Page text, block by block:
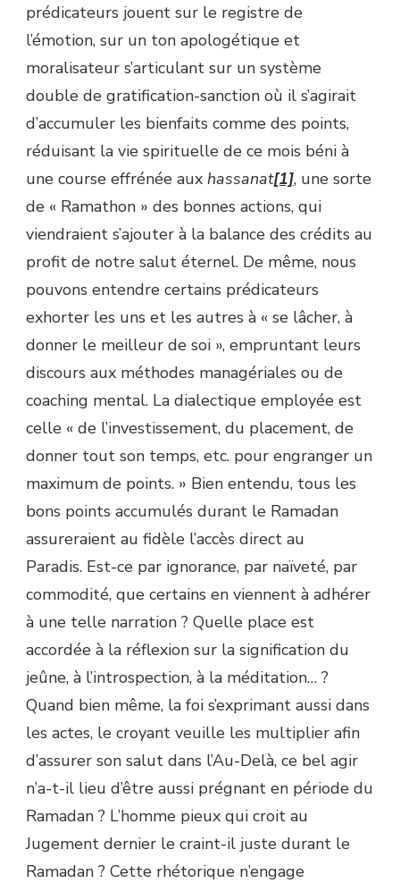
prédicateurs jouent sur le registre de
l’émotion, sur un ton apologétique et
moralisateur s’articulant sur un système
double de gratification-sanction où il s’agirait
d’accumuler les bienfaits comme des points,
réduisant la vie spirituelle de ce mois béni à
une course effrénée aux hassanat[1], une sorte
de « Ramathon » des bonnes actions, qui
viendraient s’ajouter à la balance des crédits au
profit de notre salut éternel. De même, nous
pouvons entendre certains prédicateurs
exhorter les uns et les autres à « se lâcher, à
donner le meilleur de soi », empruntant leurs
discours aux méthodes managériales ou de
coaching mental. La dialectique employée est
celle « de l’investissement, du placement, de
donner tout son temps, etc. pour engranger un
maximum de points. » Bien entendu, tous les
bons points accumulés durant le Ramadan
assureraient au fidèle l’accès direct au
Paradis. Est-ce par ignorance, par naïveté, par
commodité, que certains en viennent à adhérer
à une telle narration ? Quelle place est
accordée à la réflexion sur la signification du
jeûne, à l’introspection, à la méditation… ?
Quand bien même, la foi s’exprimant aussi dans
les actes, le croyant veuille les multiplier afin
d’assurer son salut dans l’Au-Delà, ce bel agir
n’a-t-il lieu d’être aussi prégnant en période du
Ramadan ? L’homme pieux qui croit au
Jugement dernier le craint-il juste durant le
Ramadan ? Cette rhétorique n’engage